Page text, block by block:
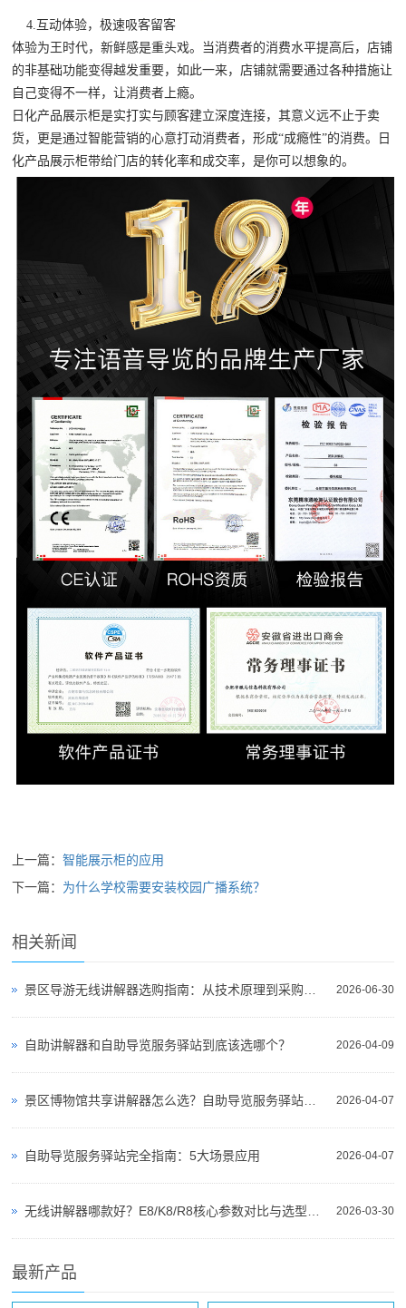
4.互动体验，极速吸客留客
体验为王时代，新鲜感是重头戏。当消费者的消费水平提高后，店铺
的非基础功能变得越发重要，如此一来，店铺就需要通过各种措施让
自己变得不一样，让消费者上瘾。
日化产品展示柜是实打实与顾客建立深度连接，其意义远不止于卖
货，更是通过智能营销的心意打动消费者，形成“成瘾性”的消费。日
化产品展示柜带给门店的转化率和成交率，是你可以想象的。
上一篇：智能展示柜的应用
下一篇： 为什么学校需要安装校园广播系统？
相关新闻
2026-06-30
2026-04-09
自助讲解器和自助导览服务驿站到底该选哪个？
2026-04-07
2026-04-07
自助导览服务驿站完全指南：5大场景应用
2026-03-30
最新产品